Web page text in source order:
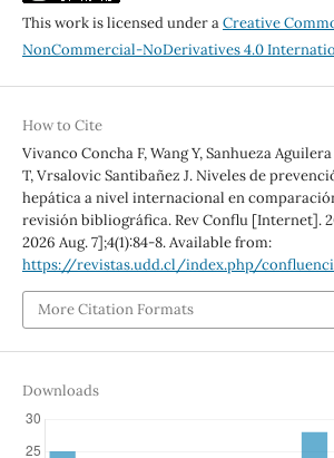
This work is licensed under aCreative
NonCommercial-NoDerivatives 4.0
How to Cite
Vivanco Concha F, Wang Y, Sanhueza
T, Vrsalovic Santibañez J. Niveles de
hepática a nivel internacional en
revisión bibliográfica. Rev Conflu [Internet].
2026 Aug. 7];4(1):84-8. Available from:
https://revistas.udd.cl/index.php/
More Citation Formats
Downloads